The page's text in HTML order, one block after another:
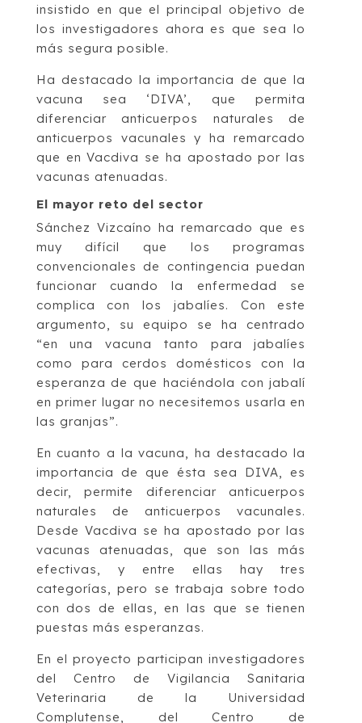
insistido en que el principal objetivo de
los investigadores ahora es que sea lo
más segura posible.
Ha destacado la importancia de que la
vacuna sea ‘DIVA’, que permita
diferenciar anticuerpos naturales de
anticuerpos vacunales y ha remarcado
que en Vacdiva se ha apostado por las
vacunas atenuadas.
El mayor reto del sector
Sánchez Vizcaíno ha remarcado que es
muy difícil que los programas
convencionales de contingencia puedan
funcionar cuando la enfermedad se
complica con los jabalíes. Con este
argumento, su equipo se ha centrado
“en una vacuna tanto para jabalíes
como para cerdos domésticos con la
esperanza de que haciéndola con jabalí
en primer lugar no necesitemos usarla en
las granjas”.
En cuanto a la vacuna, ha destacado la
importancia de que ésta sea DIVA, es
decir, permite diferenciar anticuerpos
naturales de anticuerpos vacunales.
Desde Vacdiva se ha apostado por las
vacunas atenuadas, que son las más
efectivas, y entre ellas hay tres
categorías, pero se trabaja sobre todo
con dos de ellas, en las que se tienen
puestas más esperanzas.
En el proyecto participan investigadores
del Centro de Vigilancia Sanitaria
Veterinaria de la Universidad
Complutense, del Centro de